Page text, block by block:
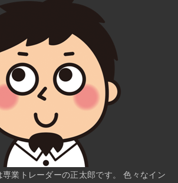
業トレーダーの正太郎です。 色々なイン